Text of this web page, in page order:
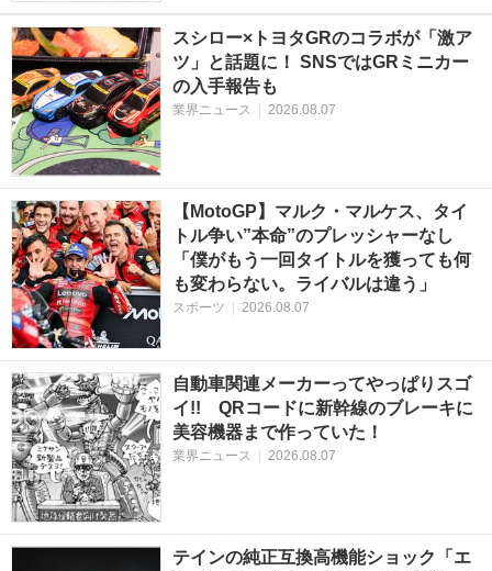
スシロー×トヨタGRのコラボが「激ア
ツ」と話題に！ SNSではGRミニカー
の入手報告も
業界ニュース | 2026.08.07
【MotoGP】マルク・マルケス、タイ
トル争い”本命”のプレッシャーなし
「僕がもう一回タイトルを獲っても何
も変わらない。ライバルは違う」
スポーツ | 2026.08.07
自動車関連メーカーってやっぱりスゴ
イ!! QRコードに新幹線のブレーキに
美容機器まで作っていた！
業界ニュース 2026.08.07
テインの純正互換高機能ショック「エ